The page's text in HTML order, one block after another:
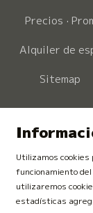
Precios ·
Alquiler de
Sitemap
Utilizamos
funcionamiento
utilizaremos
estadísticas